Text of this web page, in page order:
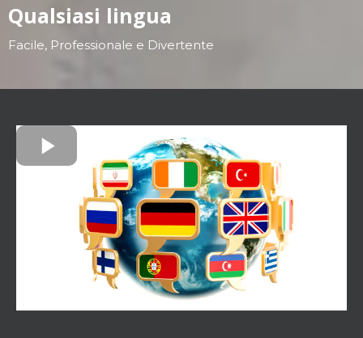
Qualsiasi lingua
Facile, Professionale e Divertente